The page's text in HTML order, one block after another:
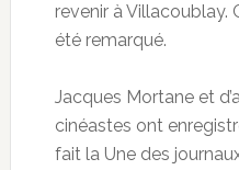
revenir à Villacoublay.
été remarqué.
Jacques Mortane et
cinéastes ont
fait la Une des